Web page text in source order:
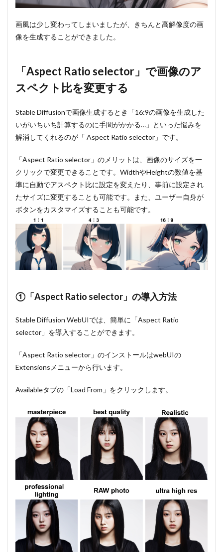
画風は少し変わってしまいましたが、きちんと高解像度の画
像を生成することができました。
「Aspect Ratio selector」で画像のア
スペクト比を変更する
Stable Diffusionで画像生成するとき「16:9の画像を生成した
いがいちいち計算するのに手間がかかる…」といった悩みを
解消してくれるのが「 Aspect Ratio selector」です。
「Aspect Ratio selector」のメリットは、画像のサイズを一
クリックで変更できることです。WidthやHeightの数値を基
準に自動でアスペクト比に設定を変えたり、事前に設定され
たサイズに変更することも可能です。また、ユーザー自身が
ボタンをカスタマイズすることも可能です。
①「Aspect Ratio selector」の導入方法
Stable Diffusion WebUIでは、簡単に「Aspect Ratio
selector」を導入することができます。
「Aspect Ratio selector」のインストールはwebUIの
Extensionsメニューから行います。
Availableタブの「Load From」をクリックします。